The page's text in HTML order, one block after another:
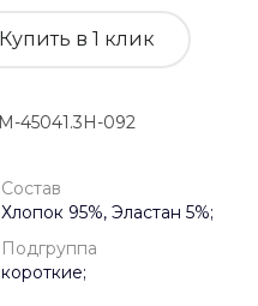
Купить в 1 клик
45041.3H-092
Состав
Хлопок 95%, Эластан 5%;
Подгруппа
короткие;